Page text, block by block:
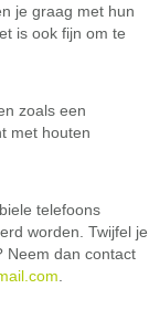
je graag met hun
is ook fijn om te
zoals een
met houten
telefoons
worden. Twijfel je
Neem dan contact
.